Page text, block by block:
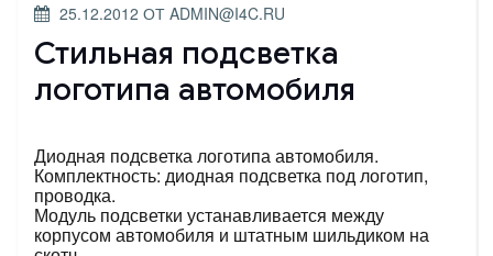
ОПУБЛИКОВАНО
25.12.2012 ОТ ADMIN@I4C.RU
Стильная подсветка
логотипа автомобиля
Диодная подсветка логотипа автомобиля.
Комплектность: диодная подсветка под логотип,
проводка.
Модуль подсветки устанавливается между
корпусом автомобиля и штатным шильдиком на